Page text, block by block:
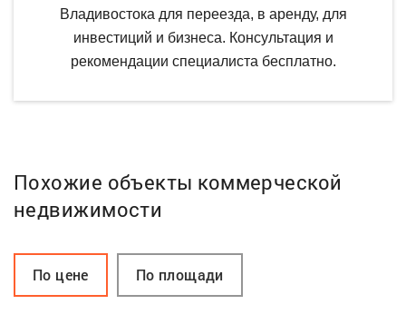
Владивостока для переезда, в аренду, для
инвестиций и бизнеса. Консультация и
рекомендации специалиста бесплатно.
Похожие объекты коммерческой
недвижимости
По цене По площади